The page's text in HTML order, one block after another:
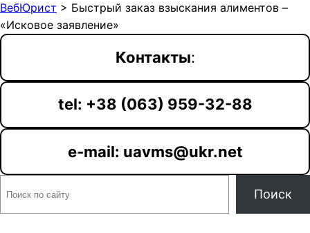
ВебЮрист > Быстрый заказ взыскания алиментов –
«Исковое заявление»
Контакты:
tel: +38 (063) 959-32-88
e-mail: uavms@ukr.net
Поиск